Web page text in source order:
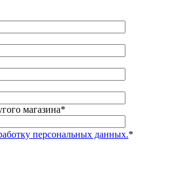
магазина*
персональных данных.*